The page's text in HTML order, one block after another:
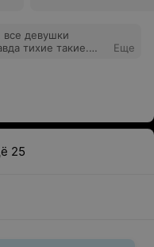
девушки
тихие такие.
Не хватает
-фиолетовыми
как её зовут, но
и долго. Массаж
Мастер
Все сделала
Еще
25